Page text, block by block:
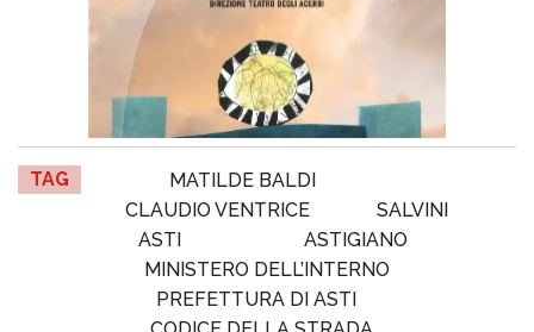
TAG
MATILDE BALDI
CLAUDIO VENTRICE
SALVINI
ASTI
ASTIGIANO
MINISTERO DELL’INTERNO
PREFETTURA DI ASTI